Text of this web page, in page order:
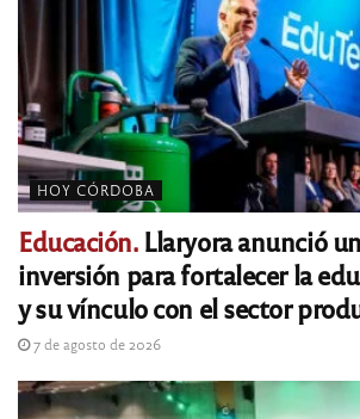
HOY CÓRDOBA
Educación.Llaryora anunció
inversión para fortalecer la
y su vínculo con el sector
7 de agosto de 2026